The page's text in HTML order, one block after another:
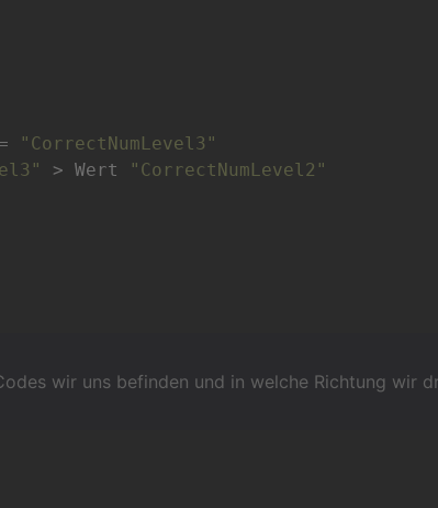
"CorrectNumLevel3"
> Wert
"CorrectNumLevel2"
wir uns befinden und in welche Richtung wir